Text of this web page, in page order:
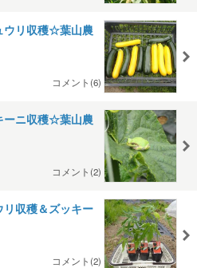
ウリ収穫☆葉山農
コメント(6)
ーニ収穫☆葉山農
コメント(2)
収穫＆ズッキー
コメント(2)